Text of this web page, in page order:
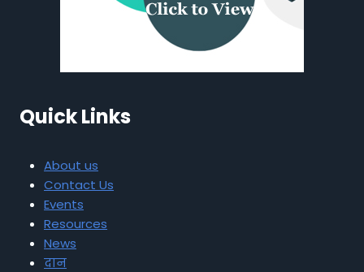
Quick Links
About us
Contact Us
Events
Resources
News
दान